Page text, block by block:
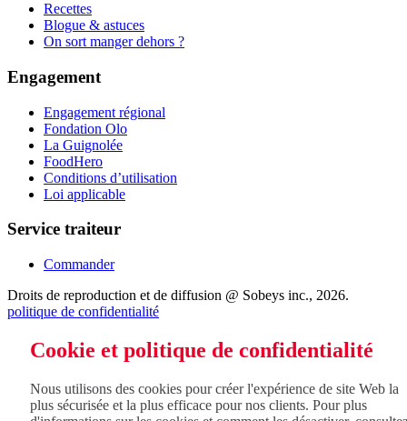
Recettes
Blogue & astuces
On sort manger dehors ?
Engagement
Engagement régional
Fondation Olo
La Guignolée
FoodHero
Conditions d’utilisation
Loi applicable
Service traiteur
Commander
Droits de reproduction et de diffusion @ Sobeys inc., 2026.
politique de confidentialité
Cookie et politique de confidentialité
Nous utilisons des cookies pour créer l'expérience de site Web la
plus sécurisée et la plus efficace pour nos clients. Pour plus